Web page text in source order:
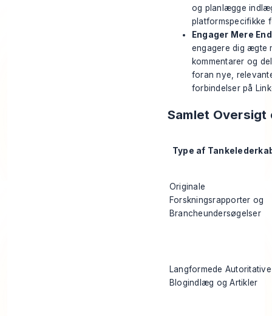
og planlægge
platformspecifikke
Engager Mere
engagere dig ægte
kommentarer og
foran nye,
forbindelser på
Samlet
Type af
Originale
Forskningsrapporter og
Brancheundersøgelser
Langformede Autoritative
Blogindlæg og Artikler